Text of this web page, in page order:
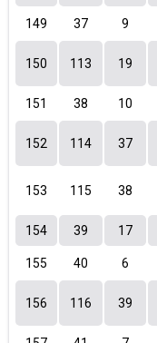
149
37 9
150 113 19
151
38 10
152 114 37
153 115 38
154
39 17
155
40 6
156 116 39